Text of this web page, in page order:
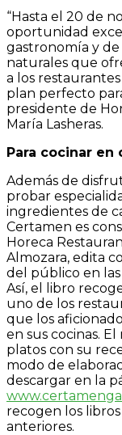
“Hasta el 20 de
oportunidad
gastronomía y
naturales que
a los
plan perfecto
presidente de
María Lasheras.
Para cocinar en
Además de
probar
ingredientes de
Certamen es
Horeca
Almozara, edita
del público en las
Así, el libro
uno de los
que los
en sus cocinas. El
platos con su
modo de
descargar en la
www.
recogen los
anteriores.